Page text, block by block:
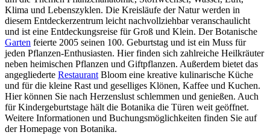
Klima und Lebenszyklen. Die Kreisläufe der Natur werden in
diesem Entdeckerzentrum leicht nachvollziehbar veranschaulicht
und ist eine Entdeckungsreise für Groß und Klein. Der Botanische
Garten feierte 2005 seinen 100. Geburtstag und ist ein Muss für
jeden Pflanzen-Enthusiasten. Hier finden sich zahlreiche Heilkräuter
neben heimischen Pflanzen und Giftpflanzen. Außerdem bietet das
angegliederte Restaurant Bloom eine kreative kulinarische Küche
und für die kleine Rast und geselliges Klönen, Kaffee und Kuchen.
Hier können Sie nach Herzenslust schlemmen und genießen. Auch
für Kindergeburtstage hält die Botanika die Türen weit geöffnet.
Weitere Informationen und Buchungsmöglichkeiten finden Sie auf
der Homepage von Botanika.